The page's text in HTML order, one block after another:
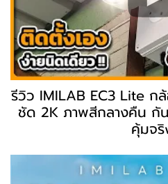
รีวิว IMILAB EC3 Lite ก
ชัด 2K ภาพสีกลางคืน กั
คุ้มจ